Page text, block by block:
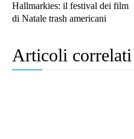
Hallmarkies: il festival dei film
di Natale trash americani
Articoli correlati